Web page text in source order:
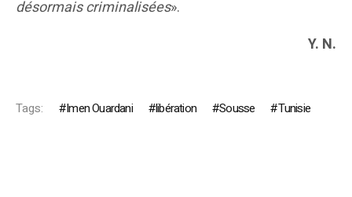
désormais criminalisées».
Y. N.
Tags: Imen Ouardani libération Sousse Tunisie